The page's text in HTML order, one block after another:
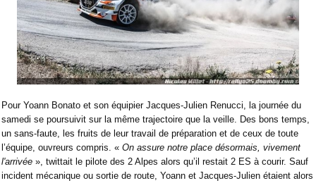
Pour Yoann Bonato et son équipier Jacques-Julien Renucci, la journée du
samedi se poursuivit sur la même trajectoire que la veille. Des bons temps,
un sans-faute, les fruits de leur travail de préparation et de ceux de toute
l’équipe, ouvreurs compris. « On assure notre place désormais, vivement
l'arrivée », twittait le pilote des 2 Alpes alors qu’il restait 2 ES à courir. Sauf
incident mécanique ou sortie de route, Yoann et Jacques-Julien étaient alors